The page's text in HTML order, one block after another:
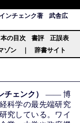
ンチェンク著 武舎広
本の目次 書評
正誤表
ゾン 辞書サイト
チェンク）
―― 博
科学の最先端研究
究している。ワイ